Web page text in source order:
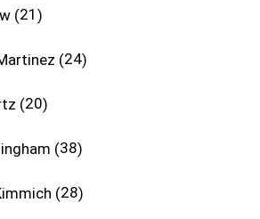
21
24
20
38
28